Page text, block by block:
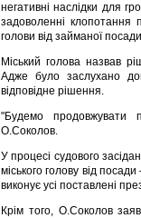
негативні наслідки для
задоволенні клопотання
голови від займаної
Міський голова назвав
Адже було заслухано
відповідне рішення.
"Будемо продовжувати
О.Соколов.
У процесі судового
міського голову від
виконує усі поставлені
Крім того, О.Соколов